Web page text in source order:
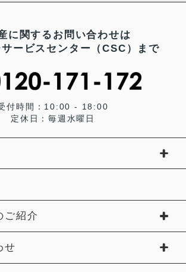
に関するお問い合わせは
ービスセンター（CSC）まで
付時間：10:00 - 18:00
定休日：毎週水曜日
ご紹介
せ